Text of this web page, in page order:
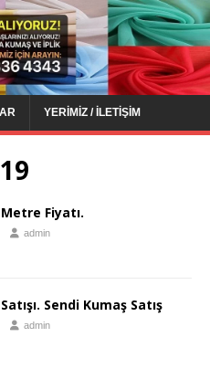
YERIMIZ / İLETIŞIM
Fiyatı.
admin
Sendi Kumaş Satış
admin